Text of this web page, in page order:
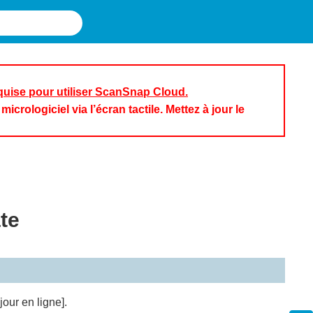
pour utiliser ScanSnap Cloud.
via l’écran tactile. Mettez à jour le
en ligne].